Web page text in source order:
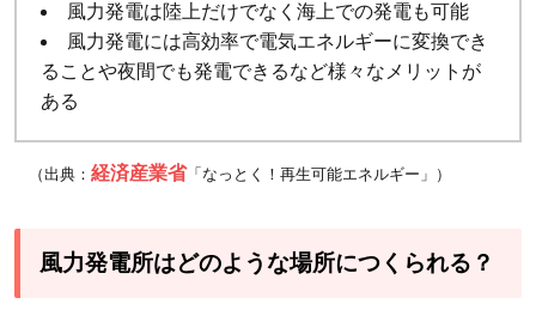
を
担
う
ク
ネ
風力発電は陸上だけでなく海上での発電も可能
風力発電には高効率で電気エネルギーに変換でき
ることや夜間でも発電できるなど様々なメリットが
ある
（出典： 経済産業省「なっとく！再生可能エネルギー」）
風力発電所はどのような場所につくられる？